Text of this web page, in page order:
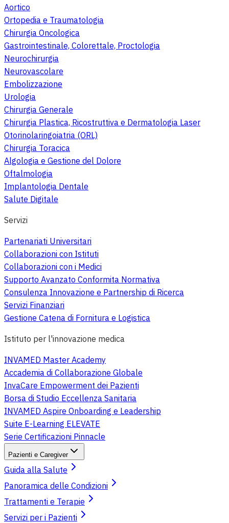
Aortico
Ortopedia e Traumatologia
Chirurgia Oncologica
Gastrointestinale, Colorettale, Proctologia
Neurochirurgia
Neurovascolare
Embolizzazione
Urologia
Chirurgia Generale
Chirurgia Plastica, Ricostruttiva e Dermatologia Laser
Otorinolaringoiatria (ORL)
Chirurgia Toracica
Algologia e Gestione del Dolore
Oftalmologia
Implantologia Dentale
Salute Digitale
Servizi
Partenariati Universitari
Collaborazioni con Istituti
Collaborazioni con i Medici
Supporto Avanzato Conformita Normativa
Consulenza Innovazione e Partnership di Ricerca
Servizi Finanziari
Gestione Catena di Fornitura e Logistica
Istituto per l'innovazione medica
INVAMED Master Academy
Accademia di Collaborazione Globale
InvaCare Empowerment dei Pazienti
Borsa di Studio Eccellenza Sanitaria
INVAMED Aspire Onboarding e Leadership
Suite E-Learning ELEVATE
Serie Certificazioni Pinnacle
Pazienti e Caregiver
Guida alla Salute
Panoramica delle Condizioni
Trattamenti e Terapie
Servizi per i Pazienti